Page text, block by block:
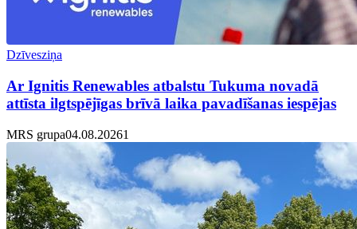
Dzīvesziņa
Ar Ignitis Renewables atbalstu Tukuma novadā
attīsta ilgtspējīgas brīvā laika pavadīšanas iespējas
MRS grupa04.08.20261